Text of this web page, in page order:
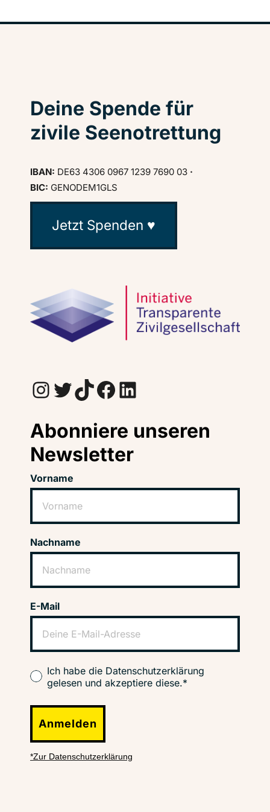
Deine Spende für
zivile Seenotrettung
IBAN: DE63 4306 0967 1239 7690 03 ·
BIC: GENODEM1GLS
Jetzt Spenden ♥
InstagramTwitter TikTok Facebook LinkedIn
Abonniere unseren
Newsletter
Vorname
Nachname
E-Mail
Ich habe die Datenschutzerklärung
gelesen und akzeptiere diese.*
Anmelden
*Zur Datenschutzerklärung